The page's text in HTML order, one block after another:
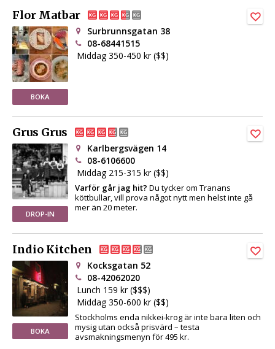
Flor Matbar
BOKA
Surbrunnsgatan 38
08-68441515
Middag 350-450 kr ($$)
Grus Grus
DROP-IN
Karlbergsvägen 14
08-6106600
Middag 215-315 kr ($$)
Varför går jag hit? Du tycker om Tranans
köttbullar, vill prova något nytt men helst inte gå
mer än 20 meter.
Indio Kitchen
BOKA
Kocksgatan 52
08-42062020
Lunch 159 kr ($$$)
Middag 350-600 kr ($$)
Stockholms enda nikkei-krog är inte bara liten och
mysig utan också prisvärd – testa
avsmakningsmenyn för 495 kr.